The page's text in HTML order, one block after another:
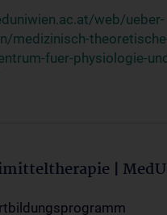
web/ueber-
medizinisch-
fuer-physiologie-
|